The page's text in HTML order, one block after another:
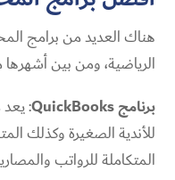
هناك العديد من برامج
الرياضية، ومن بين أشهرها
برنامج QuickBooks
:
للأندية الصغيرة وكذلك
المتكاملة للرواتب